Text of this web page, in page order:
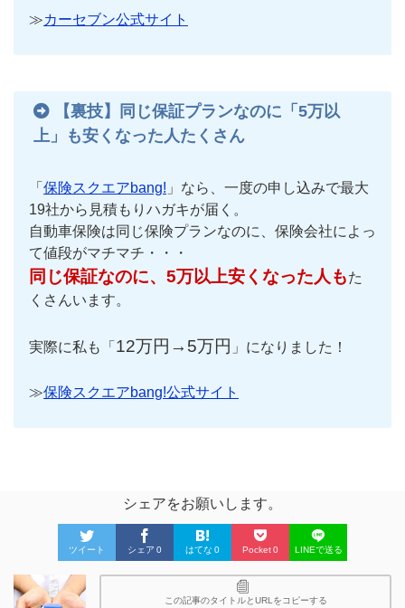
≫カーセブン公式サイト
【裏技】同じ保証プランなのに「5万以
上」も安くなった人たくさん
「 保険スクエアbang! 」なら、一度の申し込みで最大
19社から見積もりハガキが届く。
自動車保険は同じ保険プランなのに、保険会社によっ
て値段がマチマチ・・・
同じ保証なのに、5万以上安くなった人もた
くさんいます。
実際に私も「 12万円→5万円 」になりました！
≫保険スクエアbang!公式サイト
シェアをお願いします。
ツイート シェア 0 はてな 0 Pocket0 LINEで送る
この記事のタイトルとURLをコピーする